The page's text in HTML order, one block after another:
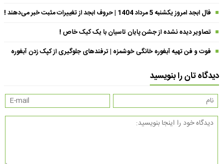
فال ابجد امروز یکشنبه 5 مرداد 1404 | حروف ابجد از تغییرات مثبت خبر می‌دهند !
تصاویر دیده نشده از جشن پایان تاسیان با یک کیک خاص !
فوت و فن تهیه آبغوره خانگی خوشمزه | ترفندهای جلوگیری از کپک زدن آبغوره
دیدگاه تان را بنویسید